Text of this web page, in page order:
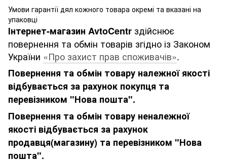
Умови гарантії дял кожного товара окремі та вказані на
упаковці
Інтернет-магазин AvtoCentr здійснює
повернення та обмін товарів згідно із Законом
України «Про захист прав споживачів».
Повернення та обмін товару належної якості
відбувається за рахунок покупця та
перевізником "Нова пошта".
Повернення та обмін товару неналежної
якості відбувається за рахунок
продавця(магазину) та перевізником "Нова
пошта".